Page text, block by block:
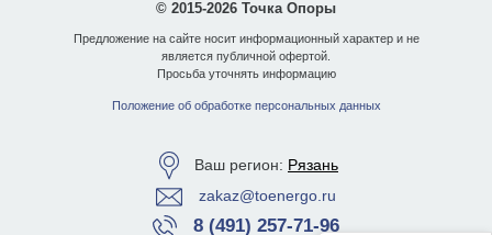
© 2015-2026 Точка Опоры
Предложение на сайте носит информационный характер и не
является публичной офертой.
Просьба уточнять информацию
Положение об обработке персональных данных
Ваш регион: Рязань
zakaz@toenergo.ru
8 (491) 257-71-96